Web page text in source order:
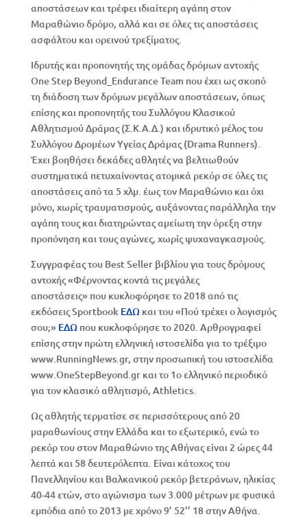
αποστάσεων και τρέφει ιδιαίτερη αγάπη στον
Μαραθώνιο δρόμο, αλλά και σε όλες τις αποστάσεις
ασφάλτου και ορεινού τρεξίματος.
Ιδρυτής και προπονητής της ομάδας δρόμων αντοχής
One Step Beyond_Endurance Team που έχει ως σκοπό
τη διάδοση των δρόμων μεγάλων αποστάσεων, όπως
επίσης και προπονητής του Συλλόγου Κλασικού
Αθλητισμού Δράμας (Σ.Κ.Α.Δ.) και ιδρυτικό μέλος του
Συλλόγου Δρομέων Υγείας Δράμας (Drama Runners).
Έχει βοηθήσει δεκάδες αθλητές να βελτιωθούν
συστηματικά πετυχαίνοντας ατομικά ρεκόρ σε όλες τις
αποστάσεις από τα 5 χλμ. έως τον Μαραθώνιο και όχι
μόνο, χωρίς τραυματισμούς, αυξάνοντας παράλληλα την
αγάπη τους και διατηρώντας αμείωτη την όρεξη στην
προπόνηση και τους αγώνες, χωρίς ψυχαναγκασμούς.
Συγγραφέας του Best Seller βιβλίου για τους δρόμους
αντοχής «Φέρνοντας κοντά τις μεγάλες
αποστάσεις» που κυκλοφόρησε το 2018 από τις
εκδόσεις Sportbook ΕΔΩκαι του «Πού τρέχει ο λογισμός
σου;» ΕΔΩπου κυκλοφόρησε το 2020. Αρθρογραφεί
επίσης στην πρώτη ελληνική ιστοσελίδα για το τρέξιμο
www.RunningNews.gr, στην προσωπική του ιστοσελίδα
www.OneStepBeyond.gr και το 1ο ελληνικό περιοδικό
για τον κλασικό αθλητισμό, Athletics.
Ως αθλητής τερματίσε σε περισσότερους από 20
μαραθωνίους στην Ελλάδα και το εξωτερικό, ενώ το
ρεκόρ του στον Μαραθώνιο της Αθήνας είναι 2 ώρες 44
λεπτά και 58 δευτερόλεπτα. Είναι κάτοχος του
Πανελληνίου και Βαλκανικού ρεκόρ βετεράνων, ηλικίας
40-44 ετών, στο αγώνισμα των 3.000 μέτρων με φυσικά
εμπόδια από το 2013 με χρόνο 9’ 52’’ 18 στην Αθήνα.